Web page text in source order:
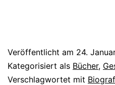
Veröffentlicht am 24.
Kategorisiert als Bücher,
Verschlagwortet mit